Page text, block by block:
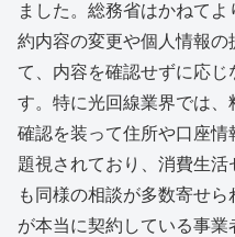
ました。総務省はかねて
約内容の変更や個人情報
て、内容を確認せずに応じ
す。特に光回線業界では
確認を装って住所や口座
題視されており、消費生
も同様の相談が多数寄せ
が本当に契約している事業